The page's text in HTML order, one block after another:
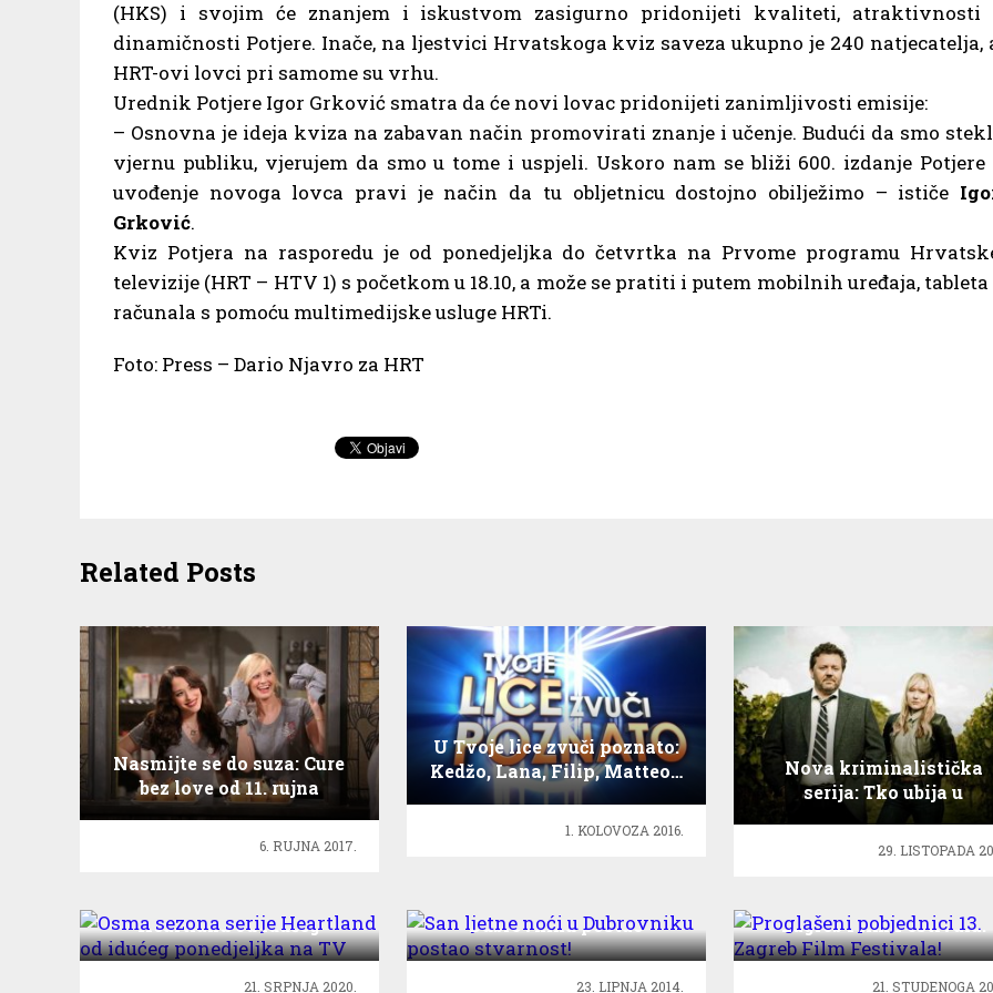
(HKS) i svojim će znanjem i iskustvom zasigurno pridonijeti kvaliteti, atraktivnosti
dinamičnosti Potjere. Inače, na ljestvici Hrvatskoga kviz saveza ukupno je 240 natjecatelja,
HRT-ovi lovci pri samome su vrhu.
Urednik Potjere Igor Grković smatra da će novi lovac pridonijeti zanimljivosti emisije:
– Osnovna je ideja kviza na zabavan način promovirati znanje i učenje. Budući da smo
vjernu publiku, vjerujem da smo u tome i uspjeli. Uskoro nam se bliži 600. izdanje Potjere
uvođenje novoga lovca pravi je način da tu obljetnicu dostojno obilježimo – ističe
Grković.
Kviz Potjera na rasporedu je od ponedjeljka do četvrtka na Prvome programu
televizije (HRT – HTV 1) s početkom u 18.10, a može se pratiti i putem mobilnih uređaja, tableta
računala s pomoću multimedijske usluge HRTi.
Foto: Press – Dario Njavro za HRT
Related Posts
Nasmijte se do suza: Cure
bez love od 11. rujna
6. RUJNA 2017.
U Tvoje lice zvuči poznato:
Kedžo, Lana, Filip, Matteo…
1. KOLOVOZA 2016.
Nova kriminalistička
serija: Tko ubija u
Brokenwoodu?
29. LISTOPADA
Heartland od idućeg
ponedjeljka na TV
21. SRPNJA 2020.
Dubrovniku postao
stvarnost!
23. LIPNJA 2014.
Zagreb Film Festivala!
21. STUDENOGA